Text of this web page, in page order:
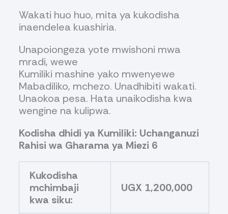
Wakati huo huo, mita ya kukodisha
inaendelea kuashiria.
Unapoiongeza yote mwishoni mwa
mradi, wewe
Kumiliki mashine yako mwenyewe
Mabadiliko, mchezo. Unadhibiti wakati.
Unaokoa pesa. Hata unaikodisha kwa
wengine na kulipwa.
Kodisha dhidi ya Kumiliki: Uchanganuzi
Rahisi wa Gharama ya Miezi 6
Kukodisha
mchimbaji
kwa siku:
UGX 1,200,000